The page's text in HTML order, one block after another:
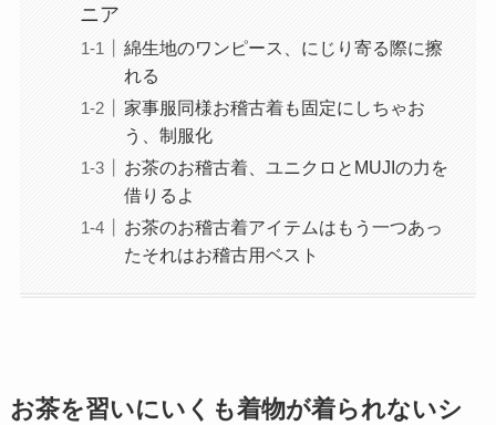
ニア
綿生地のワンピース、にじり寄る際に擦
れる
家事服同様お稽古着も固定にしちゃお
う、制服化
お茶のお稽古着、ユニクロとMUJIの力を
借りるよ
お茶のお稽古着アイテムはもう一つあっ
たそれはお稽古用ベスト
お茶を習いにいくも着物が着られないシ